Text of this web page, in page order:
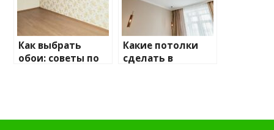
Как выбрать
обои: советы по
Какие потолки
сделать в